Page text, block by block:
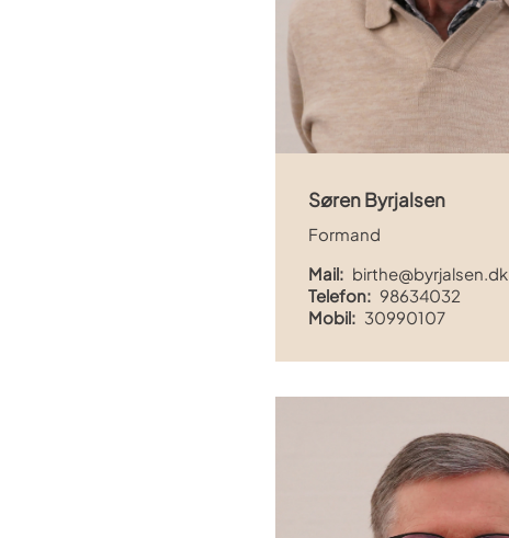
Søren Byrjalsen
Formand
Mail: birthe@byrjalsen.dk
Telefon: 98634032
Mobil: 30990107